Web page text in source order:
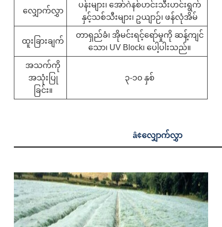
လျှောက်လွှာ
ပန်းများ၊ အော်ဂဲနစ်ဟင်းသီးဟင်းရွက်
နှင့်သစ်သီးများ၊ ဥယျာဉ်၊ ဖန်လုံအိမ်
ထူးခြားချက်
တာရှည်ခံ၊ အိုမင်းရင့်ရော်မှုကို ဆန့်ကျင်
သော၊ UV Block၊ ပေါ့ပါးသည်။
အသက်ကို
အသုံးပြု
ခြင်း။
၃-၁၀ နှစ်
â¢လျှောက်လွှာ